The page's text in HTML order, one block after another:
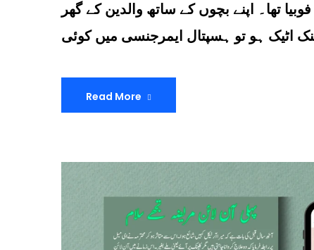
تھا۔ اپنے بچوں کے ساتھ والدین کے گھر
Read More